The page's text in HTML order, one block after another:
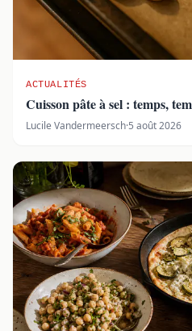
ACTUALITÉS
Cuisson pâte à sel : temps,
Lucile Vandermeersch·5 août 2026